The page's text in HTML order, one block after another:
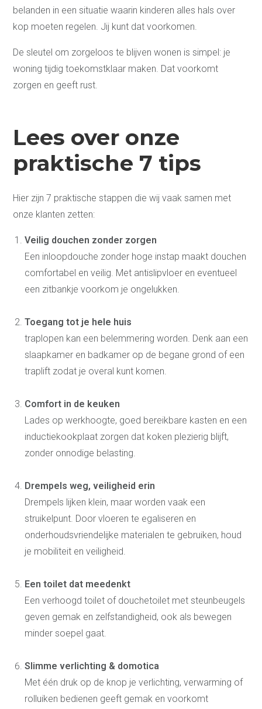
Blog
Projecten
Referenties
Keukens
Badkamers
aanvragen
Video Wonen zonder
zorgen 65+
Doe de Toekomstklaar
Test
Veilige badkamer voor
senioren
Over ons
Onze werkwijze
Ontdek onze showroom
Vacatures
Contact
belanden in een situatie waarin kinderen alles hals over
kop moeten regelen. Jij kunt dat voorkomen.
De sleutel om zorgeloos te blijven wonen is simpel: je
woning tijdig toekomstklaar maken. Dat voorkomt
zorgen en geeft rust.
Lees over onze
praktische 7 tips
Hier zijn 7 praktische stappen die wij vaak samen met
onze klanten zetten:
Veilig douchen zonder zorgen
Een inloopdouche zonder hoge instap maakt douchen
comfortabel en veilig. Met antislipvloer en eventueel
een zitbankje voorkom je ongelukken.
Toegang tot je hele huis
traplopen kan een belemmering worden. Denk aan een
slaapkamer en badkamer op de begane grond of een
traplift zodat je overal kunt komen.
Comfort in de keuken
Lades op werkhoogte, goed bereikbare kasten en een
inductiekookplaat zorgen dat koken plezierig blijft,
zonder onnodige belasting.
Drempels weg, veiligheid erin
Drempels lijken klein, maar worden vaak een
struikelpunt. Door vloeren te egaliseren en
onderhoudsvriendelijke materialen te gebruiken, houd
je mobiliteit en veiligheid.
Een toilet dat meedenkt
Een verhoogd toilet of douchetoilet met steunbeugels
geven gemak en zelfstandigheid, ook als bewegen
minder soepel gaat.
Slimme verlichting & domotica
Met één druk op de knop je verlichting, verwarming of
rolluiken bedienen geeft gemak en voorkomt